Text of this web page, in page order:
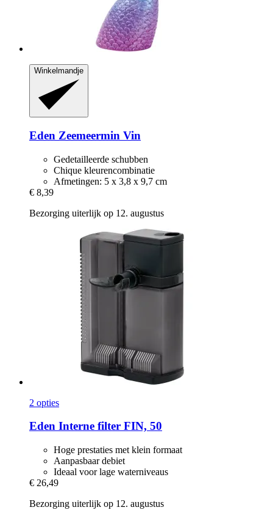
Winkelmandje
Eden Zeemeermin Vin
Gedetailleerde schubben
Chique kleurencombinatie
Afmetingen: 5 x 3,8 x 9,7 cm
€ 8,39
Bezorging uiterlijk op 12. augustus
2 opties
Eden Interne filter FIN, 50
Hoge prestaties met klein formaat
Aanpasbaar debiet
Ideaal voor lage waterniveaus
€ 26,49
Bezorging uiterlijk op 12. augustus